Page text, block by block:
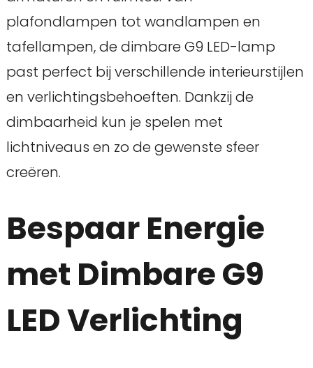
plafondlampen tot wandlampen en
tafellampen, de dimbare G9 LED-lamp
past perfect bij verschillende interieurstijlen
en verlichtingsbehoeften. Dankzij de
dimbaarheid kun je spelen met
lichtniveaus en zo de gewenste sfeer
creëren.
Bespaar Energie
met Dimbare G9
LED Verlichting